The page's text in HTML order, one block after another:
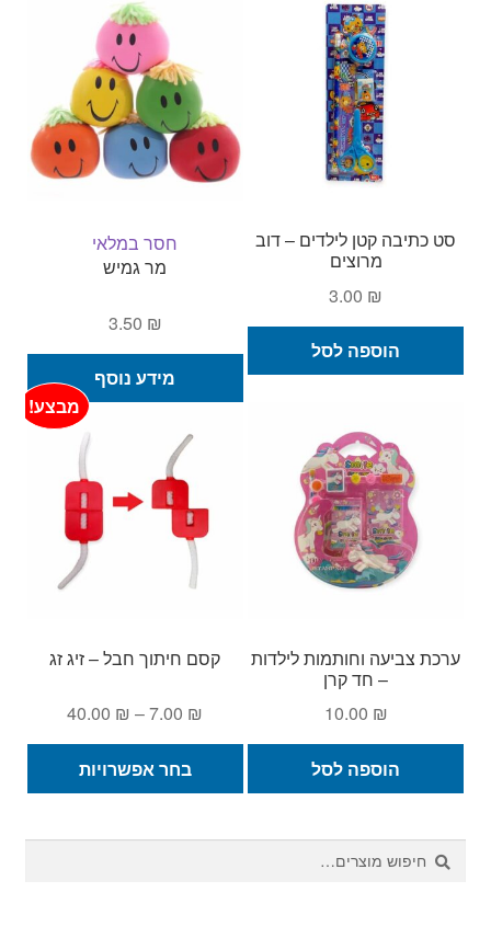
לבחור
את
האפשרויות
סט כתיבה קטן לילדים – דוב
מרוצים
3.00 ₪
הוספה לסל
חסר במלאי
מר גמיש
3.50 ₪
מידע נוסף
ערכת צביעה וחותמות לילדות
– חד קרן
10.00 ₪
הוספה לסל
קסם חיתוך חבל – זיג זג
מבצע!
7.00 ₪
–
40.00 ₪
טווח
מחירים:
עד
בחר אפשרויות
חיפוש
עבור:
חיפוש